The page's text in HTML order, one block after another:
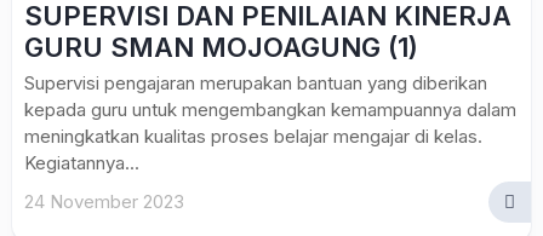
SUPERVISI DAN PENILAIAN KINERJA
GURU SMAN MOJOAGUNG (1)
Supervisi pengajaran merupakan bantuan yang diberikan
kepada guru untuk mengembangkan kemampuannya dalam
meningkatkan kualitas proses belajar mengajar di kelas.
Kegiatannya...
24 November 2023